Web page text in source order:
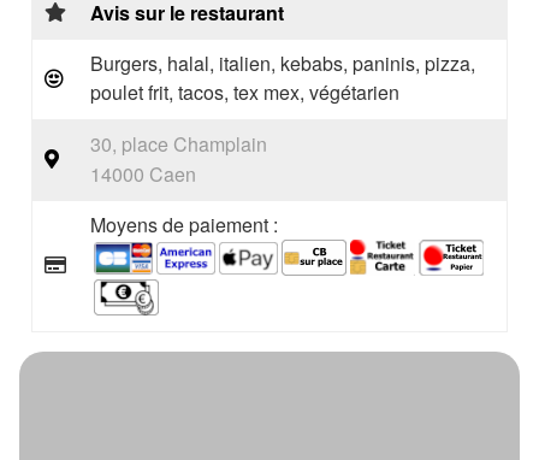
Avis sur le restaurant
Burgers, halal, italien, kebabs, paninis, pizza,
poulet frit, tacos, tex mex, végétarien
30, place Champlain
14000 Caen
Moyens de paiement :